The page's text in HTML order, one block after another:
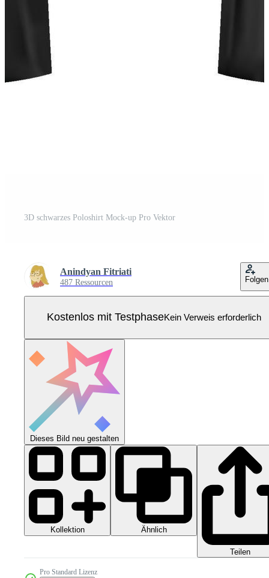
3D schwarzes Poloshirt Mock-up Pro Vektor
Anindyan Fitriati
487 Ressourcen Folgen
Kostenlos mit TestphaseKein Verweis erforderlich
Dieses Bild neu gestalten
Kollektion Ähnlich
Teilen
Pro Standard Lizenz